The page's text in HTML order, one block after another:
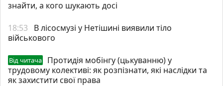
знайти, а кого шукають досі
18:53
В лісосмузі у Нетішині виявили тіло
військового
Від читача
Протидія мобінгу (цькуванню) у
трудовому колективі: як розпізнати, які наслідки та
як захистити свої права